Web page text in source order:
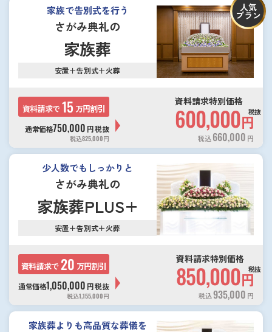
家族で告別式を行う
さがみ典礼の
家族葬
安置＋告別式＋火葬
人気
プラン
資料請求で15 万円割引
通常価格750,000 円税抜
税込825,000円
資料請求特別価格
600,000円
税抜
税込660,000 円
少人数でもしっかりと
さがみ典礼の
家族葬PLUS+
安置＋告別式＋火葬
資料請求で 20 万円割引
通常価格1,050,000 円税抜
税込1,155,000円
資料請求特別価格
850,000円
税抜
税込935,000 円
家族葬よりも高品質な葬儀を